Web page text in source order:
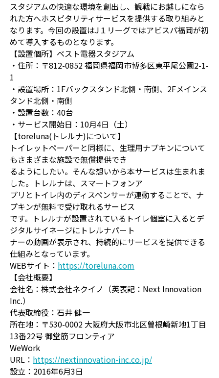
スタジアムの快適な環境を創出し、観戦にお越しになら
れた方へホスピタリティサービスを提供する取り組みと
なります。今回の設置はJ１リーグではアビスパ福岡が初
めて導入するものとなります。
【設置個所】ベスト電器スタジアム
・住所：〒812-0852 福岡県福岡市博多区東平尾公園2-1-
1
・設置場所：1Fバックスタンド北側・南側、2Fメインス
タンド北側・南側
・設置台数：40台
・サービス開始日：10月4日（土）
【toreluna(トレルナ)について】
トイレットペーパーと同様に、生理用ナプキンについて
もさまざまな施設で無償提供でき
るようにしたい。そんな想いから本サービスは生まれま
した。トレルナは、スマートフォンア
プリとトイレ内のディスペンサーが連動することで、ナ
プキンが無料で受け取れるサービス
です。トレルナが設置されているトイレ個室に入るとデ
ジタルサイネージにトレルナパート
ナーの動画が表示され、持続的にサービスを提供できる
仕組みとなっています。
WEBサイト： https://toreluna.com
【会社概要】
会社名：株式会社ネクイノ（英表記：Next Innovation
Inc.）
代表取締役：石井 健一
所在地：〒530-0002 大阪府大阪市北区曽根崎新地1丁目
13番22号 御堂筋フロンティア
WeWork
URL： https://nextinnovation-inc.co.jp/
設立：2016年6月3日